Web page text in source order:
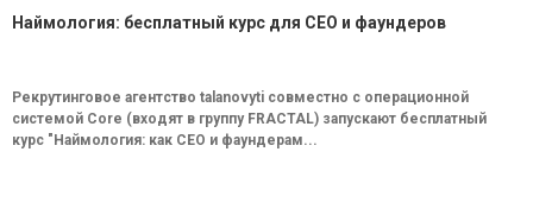
Наймология: бесплатный курс для CEO и фаундеров
Рекрутинговое агентство talanovyti совместно с операционной
системой Core (входят в группу FRACTAL) запускают бесплатный
курс "Наймология: как СEO и фаундерам...